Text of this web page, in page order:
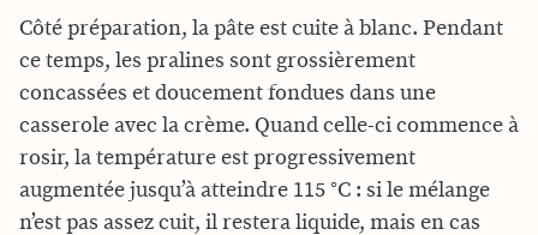
Côté préparation, la pâte est cuite à blanc. Pendant
ce temps, les pralines sont grossièrement
concassées et doucement fondues dans une
casserole avec la crème. Quand celle-ci commence à
rosir, la température est progressivement
augmentée jusqu’à atteindre 115 °C : si le mélange
n’est pas assez cuit, il restera liquide, mais en cas